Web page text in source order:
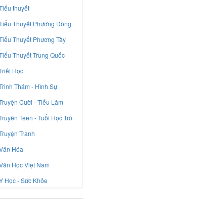
thuyết
Thuyết Phương Đông
Thuyết Phương Tây
Thuyết Trung Quốc
Học
Thám - Hình Sự
Cười - Tiếu Lâm
Teen - Tuổi Học Trò
Tranh
Hóa
Học Việt Nam
Học - Sức Khỏe